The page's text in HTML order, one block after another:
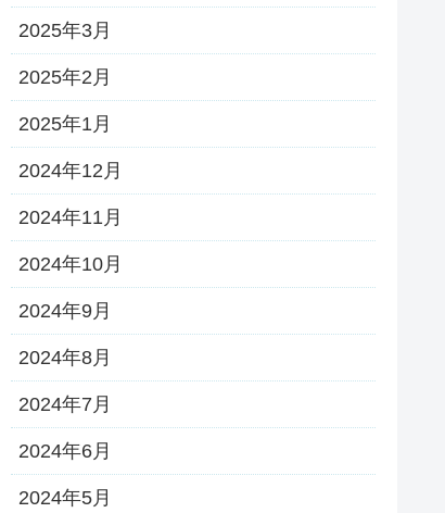
2025年3月
2025年2月
2025年1月
2024年12月
2024年11月
2024年10月
2024年9月
2024年8月
2024年7月
2024年6月
2024年5月